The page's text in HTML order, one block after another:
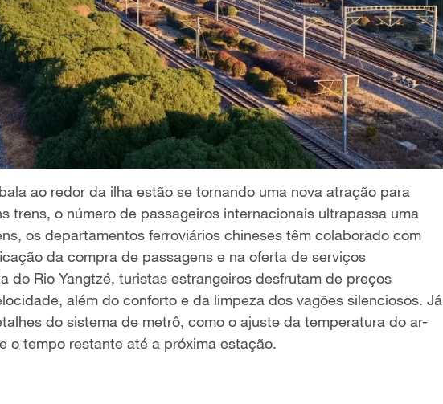
ao redor da ilha estão se tornando uma nova atração para
trens, o número de passageiros internacionais ultrapassa uma
os departamentos ferroviários chineses têm colaborado com
da compra de passagens e na oferta de serviços
do Rio Yangtzé, turistas estrangeiros desfrutam de preços
além do conforto e da limpeza dos vagões silenciosos. Já
do sistema de metrô, como o ajuste da temperatura do ar-
o tempo restante até a próxima estação.